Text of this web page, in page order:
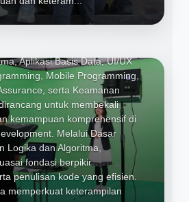
keamanan
Aplikasi Basis Data, UI/UX
Mobile Programming,
serta Keamanan
untuk membekali
kemampuan komprehensif di
Melalui Dasar
Logika dan Algoritma,
fondasi berpikir
penulisan kode yang efisien.
memperkuat keterampilan
Manajemen,
Informasi,
Sistem Informasi,
Sistem
Penunjang
sistem